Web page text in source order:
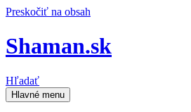
Preskočiť na obsah
Shaman.sk
Hľadať
Hlavné menu